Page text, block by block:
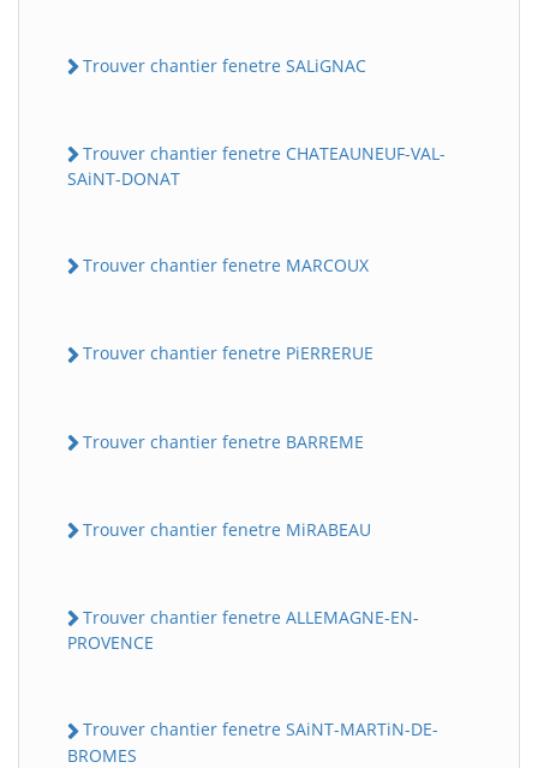
Trouver chantier fenetre SALiGNAC
Trouver chantier fenetre CHATEAUNEUF-VAL-
SAiNT-DONAT
Trouver chantier fenetre MARCOUX
Trouver chantier fenetre PiERRERUE
Trouver chantier fenetre BARREME
Trouver chantier fenetre MiRABEAU
Trouver chantier fenetre ALLEMAGNE-EN-
PROVENCE
Trouver chantier fenetre SAiNT-MARTiN-DE-
BROMES